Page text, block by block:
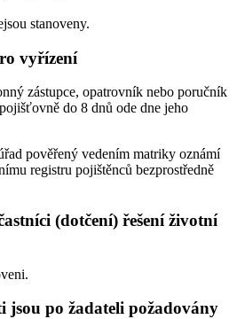
stanoveny.
vyřízení
zástupce, opatrovník nebo poručník
do 8 dnů ode dne jeho
pověřený vedením matriky oznámí
registru pojištěnců bezprostředně
(dotčení) řešení životní
jsou po žadateli požadovány